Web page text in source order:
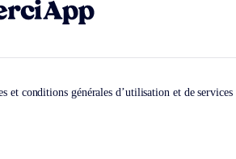
et conditions générales d’utilisation et de services